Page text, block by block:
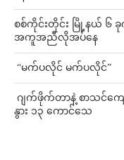
စစ်ကိုင်းတိုင်း မြို့နယ် ၆ ခု
အကူအညီလိုအပ်နေ
⁨ ⁨“မက်ပလိုင် မက်ပလိုင်”
ဂျက်ဖိုက်တာနဲ့ စာသင်ကျေ
နွား ၁၃ ကောင်သေ